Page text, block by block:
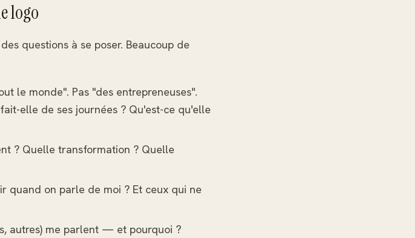
logo
questions à se poser. Beaucoup de
le monde". Pas "des entrepreneuses".
elle de ses journées ? Qu'est-ce qu'elle
? Quelle transformation ? Quelle
quand on parle de moi ? Et ceux qui ne
autres) me parlent — et pourquoi ?